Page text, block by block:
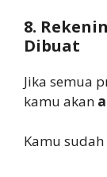
8.
Dibuat
Jika semua
kamu akan
Kamu sudah